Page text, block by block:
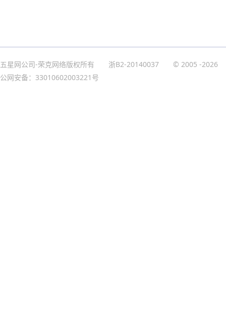
五星网公司-荣克网络版权所有 浙B2-20140037 © 2005 -2026
公网安备：33010602003221号